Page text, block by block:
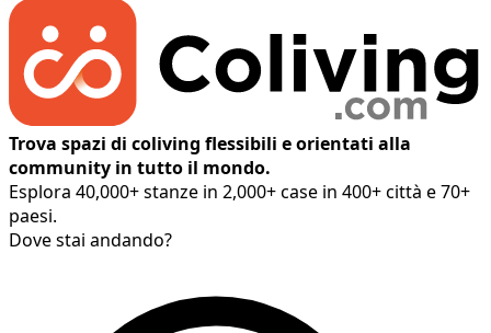
Trova spazi di coliving flessibili e orientati alla
community in tutto il mondo.
Esplora 40,000+ stanze in 2,000+ case in 400+ città e 70+
paesi.
Dove stai andando?